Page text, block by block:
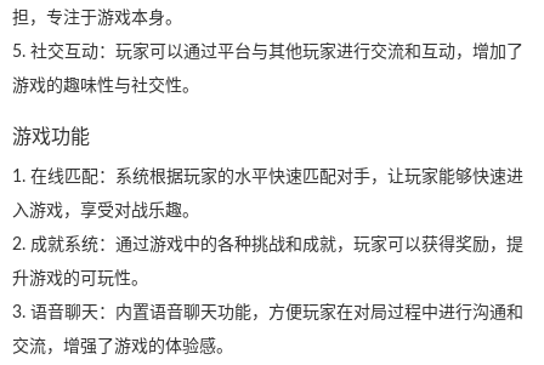
担，专注于游戏本身。
5. 社交互动：玩家可以通过平台与其他玩家进行交流和互动，增加了
游戏的趣味性与社交性。
游戏功能
1. 在线匹配：系统根据玩家的水平快速匹配对手，让玩家能够快速进
入游戏，享受对战乐趣。
2. 成就系统：通过游戏中的各种挑战和成就，玩家可以获得奖励，提
升游戏的可玩性。
3. 语音聊天：内置语音聊天功能，方便玩家在对局过程中进行沟通和
交流，增强了游戏的体验感。